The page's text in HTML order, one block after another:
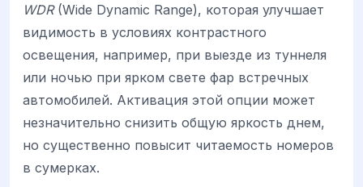
WDR(Wide Dynamic Range), которая улучшает
видимость в условиях контрастного
освещения, например, при выезде из туннеля
или ночью при ярком свете фар встречных
автомобилей. Активация этой опции может
незначительно снизить общую яркость днем,
но существенно повысит читаемость номеров
в сумерках.